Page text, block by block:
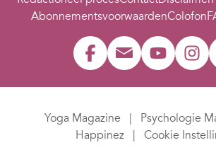
AbonnementsvoorwaardenColofon
Yoga Magazine
Psychologie
Happinez
Cookie